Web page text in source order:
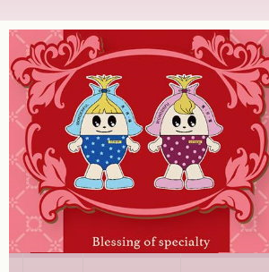
萬得福興業有限公司